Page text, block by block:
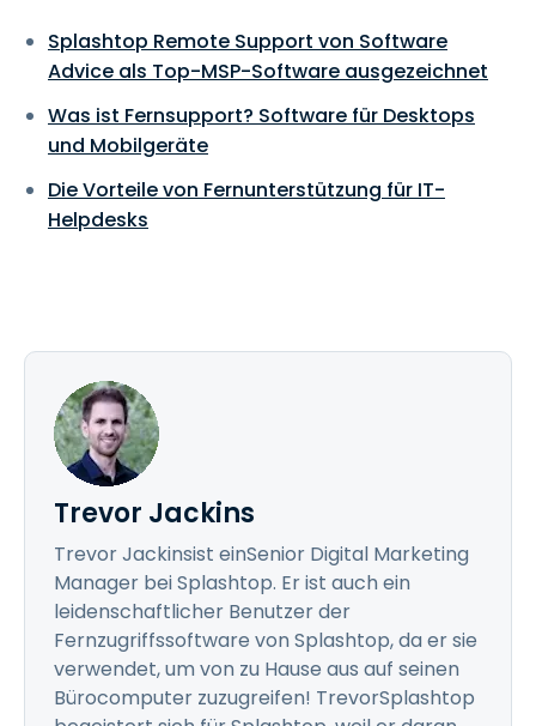
Splashtop Remote Support von Software
Advice als Top-MSP-Software ausgezeichnet
Was ist Fernsupport? Software für Desktops
und Mobilgeräte
Die Vorteile von Fernunterstützung für IT-
Helpdesks
Trevor Jackins
Trevor Jackinsist einSenior Digital Marketing
Manager bei Splashtop. Er ist auch ein
leidenschaftlicher Benutzer der
Fernzugriffssoftware von Splashtop, da er sie
verwendet, um von zu Hause aus auf seinen
Bürocomputer zuzugreifen! TrevorSplashtop